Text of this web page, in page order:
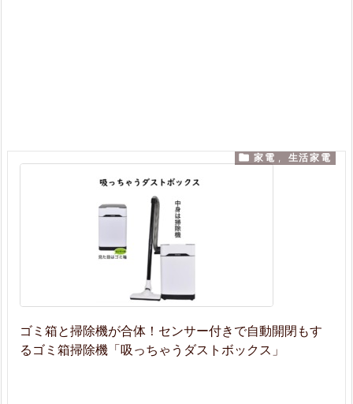
ゴミ箱と掃除機が合体！センサー付きで自動開閉もす
るゴミ箱掃除機「吸っちゃうダストボックス」
 家電 , 生活家電